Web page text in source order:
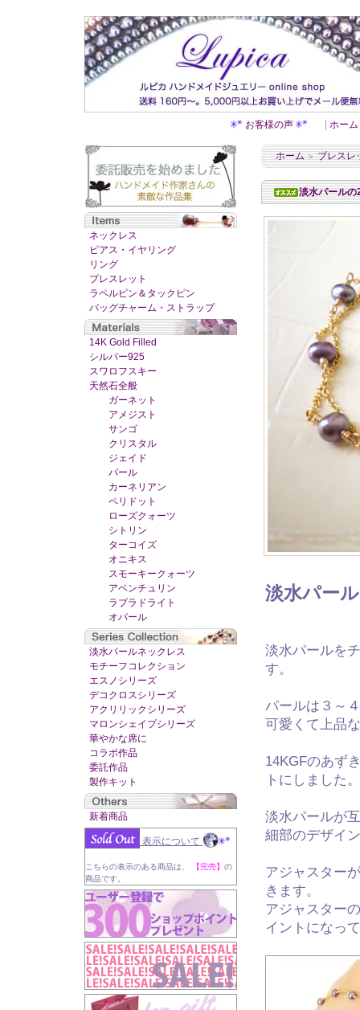
お客様の声 ホーム
ネックレス
ピアス・イヤリング
リング
ブレスレット
ラペルピン＆タックピン
バッグチャーム・ストラップ
14K Gold Filled
シルバー925
スワロフスキー
天然石全般
ガーネット
アメジスト
サンゴ
クリスタル
ジェイド
パール
カーネリアン
ペリドット
ローズクォーツ
シトリン
ターコイズ
オニキス
スモーキークォーツ
アベンチュリン
ラブラドライト
オパール
淡水パールネックレス
モチーフコレクション
エスノシリーズ
デコクロスシリーズ
アクリリックシリーズ
マロンシェイプシリーズ
華やかな席に
コラボ作品
委託作品
製作キット
新着商品
表示について
こちらの表示のある商品は、 【完売】 の
商品です。
ホーム ＞ ブレスレ
淡水パール
淡水パー
淡水パールを
す。
パールは３～
可愛くて上品
14KGFのあず
トにしました。
淡水パールが
細部のデザイ
アジャスター
きます。
アジャスター
イントになっ